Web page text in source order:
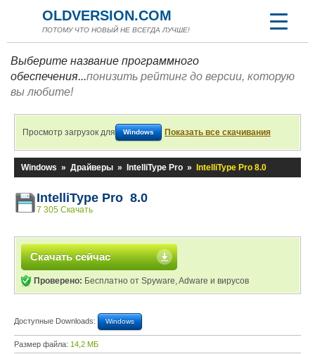
OLDVERSION.COM
ПОТОМУ ЧТО НОВЫЙ НЕ ВСЕГДА ЛУЧШЕ!
Выберите название программного
обеспечения...понизить рейтинг до версии, которую
вы любите!
Просмотр загрузок для Windows Показать все скачивания
Windows » Драйверы » IntelliType Pro » IntelliType Pro 8.0
IntelliType Pro 8.0
7 305 Скачать
Скачать сейчас
Проверено: Бесплатно от Spyware, Adware и вирусов
Доступные Downloads: Windows
Размер файла: 14,2 МБ